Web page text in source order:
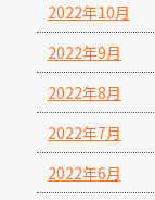
2022年10月
2022年9月
2022年8月
2022年7月
2022年6月